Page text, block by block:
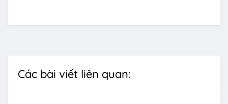
Các bài viết liên quan: